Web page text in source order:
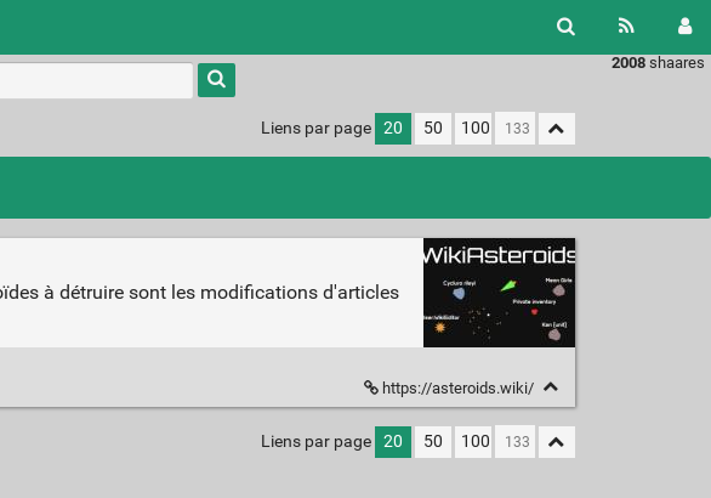
2008 shaares
Liens par page 20 50 100
à détruire sont les modifications d'articles
https://asteroids.wiki/
Liens par page 20 50 100